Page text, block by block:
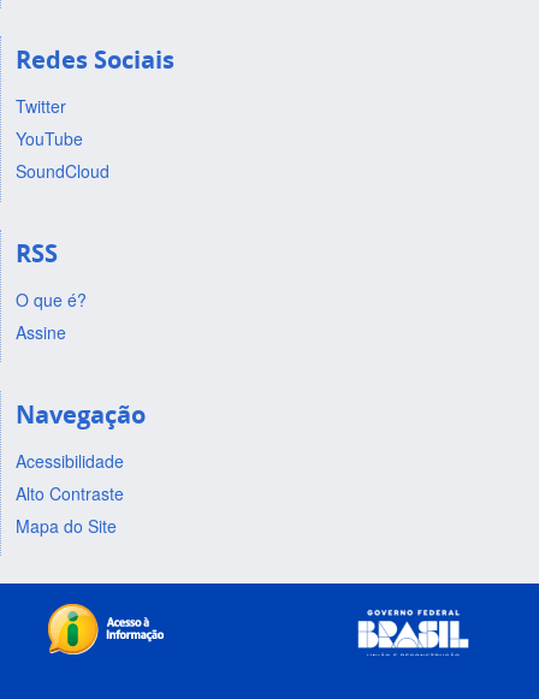
Redes Sociais
Twitter
YouTube
SoundCloud
RSS
O que é?
Assine
Navegação
Acessibilidade
Alto Contraste
Mapa do Site